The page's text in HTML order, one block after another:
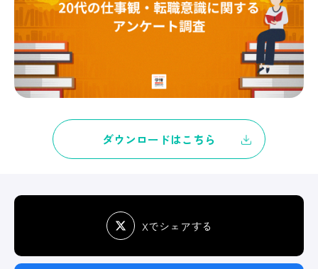
ダウンロードはこちら
Xでシェアする